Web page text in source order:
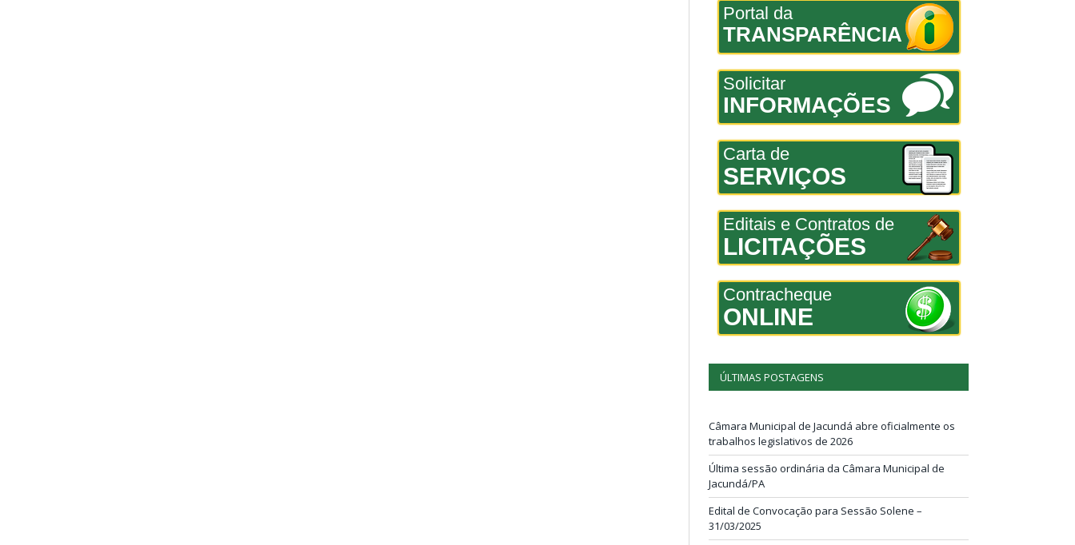
Portal da
TRANSPARÊNCIA
Solicitar
INFORMAÇÕES
Carta de
SERVIÇOS
Editais e Contratos de
LICITAÇÕES
Contracheque
ONLINE
ÚLTIMAS POSTAGENS
Câmara Municipal de Jacundá abre oficialmente os
trabalhos legislativos de 2026
Última sessão ordinária da Câmara Municipal de
Jacundá/PA
Edital de Convocação para Sessão Solene –
31/03/2025